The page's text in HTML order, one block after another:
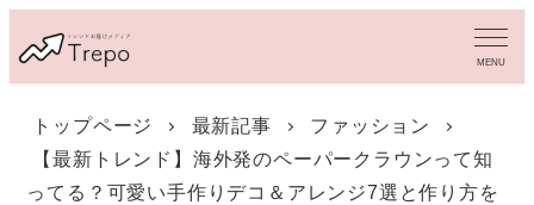
イ
MENU
トップページ 最新記事
ファッション
【最新トレンド】海外発のペーパークラウンって知
ってる？可愛い手作りデコ＆アレンジ7選と作り方を